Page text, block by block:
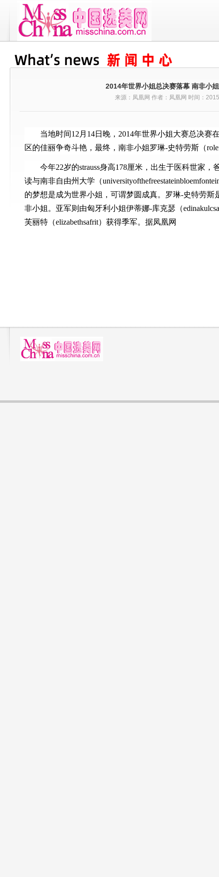
2014年世界小姐总决赛落幕 南非小
来源：凤凰网 作者：凤凰网 时间：
当地时间12月14日晚，2014年世界小姐大赛总决赛
区的佳丽争奇斗艳，最终，南非小姐罗琳-史特劳斯（
今年22岁的strauss身高178厘米，出生于医科世家
读与南非自由州大学（
的梦想是成为世界小姐，可谓梦圆成真。罗琳-史特劳斯
非小姐。亚军则由匈牙利小姐伊蒂娜-库克瑟（
芙丽特（elizabethsafrit）获得季军。据凤凰网